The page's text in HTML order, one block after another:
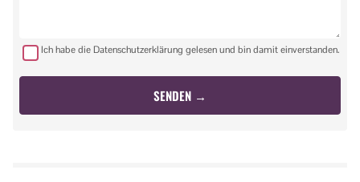
Ich habe die Datenschutzerklärung gelesen und bin damit einverstanden.